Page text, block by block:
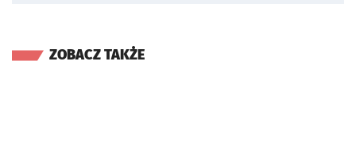
ZOBACZ TAKŻE